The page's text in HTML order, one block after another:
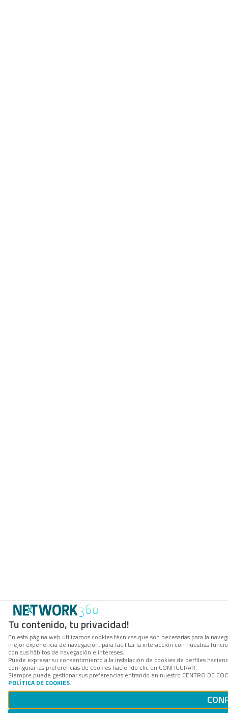
Tu contenido, tu privacidad!
En esta página web utilizamos cookies técnicas que son necesarias para la
mejor experiencia de navegación, para facilitar la interacción con nuestras
con sus hábitos de navegación e intereses.
Puede expresar su consentimiento a la instalación de cookies de perfiles
configurar las preferencias de cookies haciendo clic en CONFIGURAR.
Siempre puede gestionar sus preferencias entrando en nuestro CENTRO DE
POLÍTICA DE COOKIES.